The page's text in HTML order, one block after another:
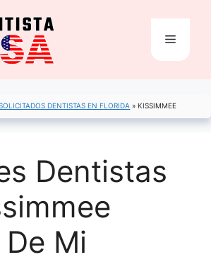
Menú
DENTISTAS EN FLORIDA »KISSIMMEE
Dentistas
Mi